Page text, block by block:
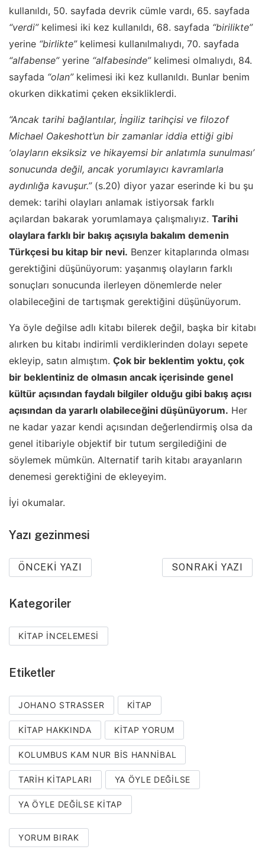
kullanıldı, 50. sayfada devrik cümle vardı, 65. sayfada
“verdi”kelimesi iki kez kullanıldı, 68. sayfada “birilikte”
yerine “birlikte”kelimesi kullanılmalıydı, 70. sayfada
“alfabense”yerine “alfabesinde”kelimesi olmalıydı, 84.
sayfada “olan”kelimesi iki kez kullanıldı. Bunlar benim
okurken dikkatimi çeken eksikliklerdi.
“Ancak tarihi bağlantılar, İngiliz tarihçisi ve filozof
Michael Oakeshott’un bir zamanlar iddia ettiği gibi
‘olayların eksiksiz ve hikayemsi bir anlatımla sunulması’
sonucunda değil, ancak yorumlayıcı kavramlarla
aydınlığa kavuşur.”(s.20) diyor yazar eserinde ki bu şu
demek: tarihi olayları anlamak istiyorsak farklı
açılardan bakarak yorumlamaya çalışmalıyız. Tarihi
olaylara farklı bir bakış açısıyla bakalım demenin
Türkçesi bu kitap bir nevi. Benzer kitaplarında olması
gerektiğini düşünüyorum: yaşanmış olayların farklı
sonuçları sonucunda ilerleyen dönemlerde neler
olabileceğini de tartışmak gerektiğini düşünüyorum.
Ya öyle değilse adlı kitabı bilerek değil, başka bir kitabı
alırken bu kitabı indirimli verdiklerinden dolayı sepete
ekleyip, satın almıştım. Çok bir beklentim yoktu, çok
bir beklentiniz de olmasın ancak içerisinde genel
kültür açısından faydalı bilgiler olduğu gibi bakış açısı
açısından da yararlı olabileceğini düşünüyorum. Her
ne kadar yazar kendi açısından değerlendirmiş olsa da
genel itibariyle objektif bir tutum sergilediğini de
söylemek mümkün. Alternatif tarih kitabı arayanların
denemesi gerektiğini de ekleyeyim.
İyi okumalar.
Yazı gezinmesi
ÖNCEKI YAZI SONRAKI YAZI
Kategoriler
KITAP İNCELEMESI
Etiketler
JOHANO STRASSER KITAP
KITAP HAKKINDA KITAP YORUM
KOLUMBUS KAM NUR BIS HANNIBAL
TARIH KITAPLARI YA ÖYLE DEĞILSE
YA ÖYLE DEĞILSE KITAP
YORUM BIRAK